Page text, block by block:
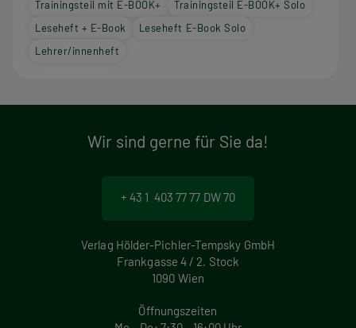
Trainingsteil mit E-BOOK+
Trainingsteil E-BOOK+ Solo
Leseheft + E-Book
Leseheft E-Book Solo
Lehrer/innenheft
Wir sind gerne für Sie da!
+ 43 1 403 77 77 DW 70
Verlag Hölder-Pichler-Tempsky GmbH
Frankgasse 4 / 2. Stock
1090 Wien
Öffnungszeiten